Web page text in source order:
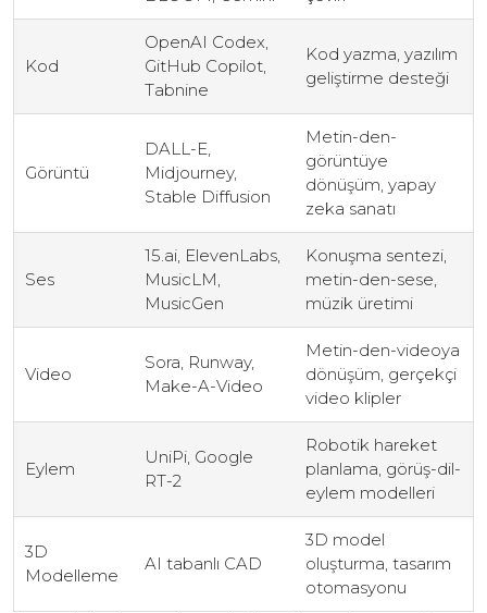
Kod
OpenAI Codex,
GitHub Copilot,
Tabnine
Kod yazma, yazılım
geliştirme desteği
Görüntü
DALL-E,
Midjourney,
Stable Diffusion
Metin-den-
görüntüye
dönüşüm, yapay
zeka sanatı
Ses
15.ai, ElevenLabs,
MusicLM,
MusicGen
Konuşma sentezi,
metin-den-sese,
müzik üretimi
Video
Sora, Runway,
Make-A-Video
Metin-den-videoya
dönüşüm, gerçekçi
video klipler
Eylem
UniPi, Google
RT-2
Robotik hareket
planlama, görüş-dil-
eylem modelleri
3D
Modelleme
AI tabanlı CAD
3D model
oluşturma, tasarım
otomasyonu